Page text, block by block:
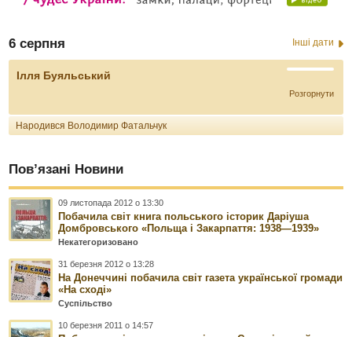
6 серпня Інші дати
Ілля Буяльський
Розгорнути
Народився Володимир Фатальчук
Пов’язані Новини
09 листопада 2012 о 13:30
Побачила світ книга польського історик Даріуша
Домбровського «Польща і Закарпаття: 1938—1939»
Некатегоризовано
31 березня 2012 о 13:28
На Донеччині побачила світ газета української громади
«На сході»
Суспільство
10 березня 2011 о 14:57